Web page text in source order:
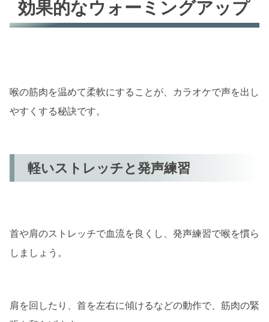
効果的なウォーミングアップ
喉の筋肉を温めて柔軟にすることが、カラオケで声を出し
やすくする秘訣です。
軽いストレッチと発声練習
首や肩のストレッチで血流を良くし、発声練習で喉を慣ら
しましょう。
肩を回したり、首を左右に傾けるなどの動作で、筋肉の緊